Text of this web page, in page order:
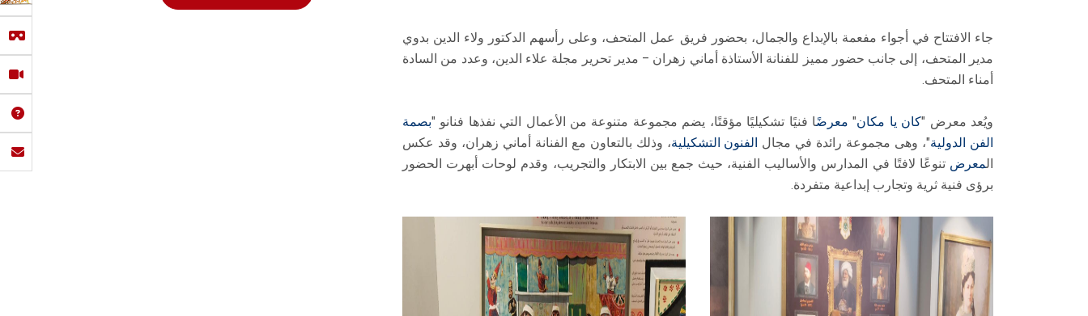
جاء الافتتاح في أجواء مفعمة بالإبداع والجمال، بحضور فريق عمل المتحف، وعلى رأسهم الدكتور ولاء الدين بدوي
مدير المتحف، إلى جانب حضور مميز للفنانة الأستاذة أماني زهران – مدير تحرير مجلة علاء الدين، وعدد من السادة
أمناء المتحف.
ويُعد معرض "كان يا مكان" معرضًا فنيًا تشكيليًا مؤقتًا، يضم مجموعة متنوعة من الأعمال التي نفذها فنانو "بصمة
الفن الدولية"، وهى مجموعة رائدة في مجال الفنون التشكيلية، وذلك بالتعاون مع الفنانة أماني زهران، وقد عكس
المعرض تنوعًا لافتًا في المدارس والأساليب الفنية، حيث جمع بين الابتكار والتجريب، وقدم لوحات أبهرت الحضور
برؤى فنية ثرية وتجارب إبداعية متفردة.